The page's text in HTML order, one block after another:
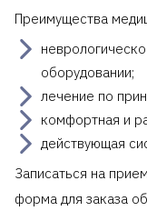
Преимущества
оборудовании;
лечение по
комфортная и
действующая
Записаться на
форма для заказа